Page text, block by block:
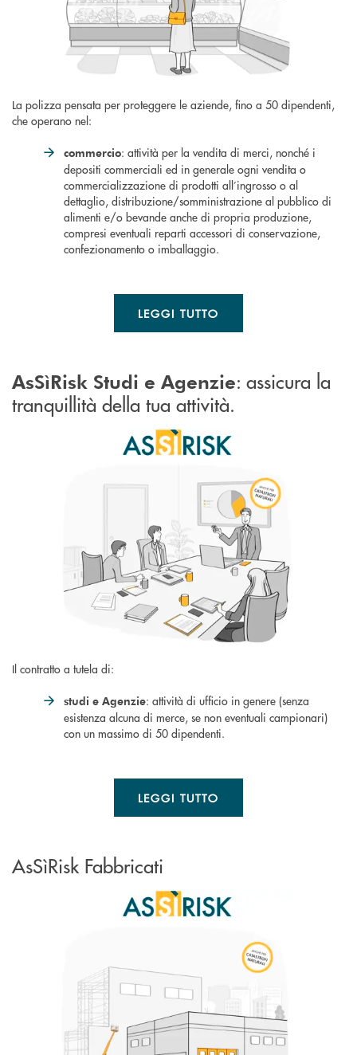
La polizza pensata per proteggere le aziende, fino a 50 dipendenti,
che operano nel:
commercio: attività per la vendita di merci, nonché i
depositi commerciali ed in generale ogni vendita o
commercializzazione di prodotti all’ingrosso o al
dettaglio, distribuzione/somministrazione al pubblico di
alimenti e/o bevande anche di propria produzione,
compresi eventuali reparti accessori di conservazione,
confezionamento o imballaggio.
LEGGI TUTTO
AsSìRisk Studi e Agenzie: assicura la
tranquillità della tua attività.
Il contratto a tutela di:
studi e Agenzie: attività di ufficio in genere (senza
esistenza alcuna di merce, se non eventuali campionari)
con un massimo di 50 dipendenti.
LEGGI TUTTO
AsSìRisk Fabbricati